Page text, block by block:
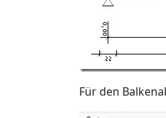
Für den